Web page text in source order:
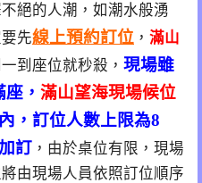
絕的人潮，如潮水般湧
先線上預約訂位 ， 滿山
到座位就秒殺， 現場雖
， 滿山望海現場候位
，訂位人數上限為8
訂 ，由於桌位有限，現場
由現場人員依照訂位順序